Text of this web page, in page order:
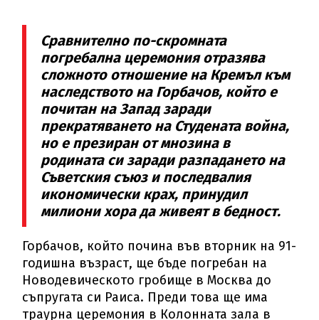
Сравнително по-скромната
погребална церемония отразява
сложното отношение на Кремъл към
наследството на Горбачов, който е
почитан на Запад заради
прекратяването на Студената война,
но е презиран от мнозина в
родината си заради разпадането на
Съветския съюз и последвалия
икономически крах, принудил
милиони хора да живеят в бедност.
Горбачов, който почина във вторник на 91-
годишна възраст, ще бъде погребан на
Новодевическото гробище в Москва до
съпругата си Раиса. Преди това ще има
траурна церемония в Колонната зала в